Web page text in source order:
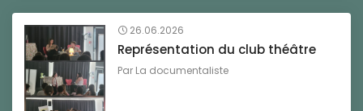
26.06.2026
Représentation du club théâtre
Par La documentaliste